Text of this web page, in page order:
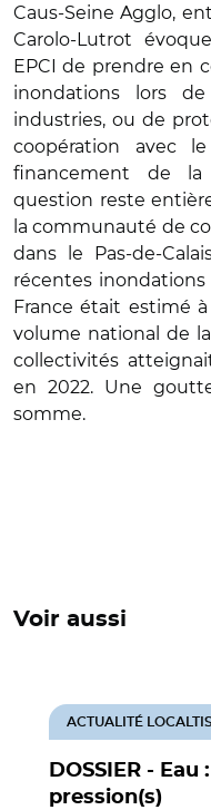
Caus-Seine Agglo,
Carolo-Lutrot
EPCI de prendre en
inondations lors
industries, ou de
coopération avec
financement de la
question reste
la communauté de
dans le Pas-de-
récentes
France était estimé
volume national de
collectivités
en 2022. Une
somme.
Voir aussi
DOSSIER -
pression(s)
ACTUALITÉ LOCALTIS